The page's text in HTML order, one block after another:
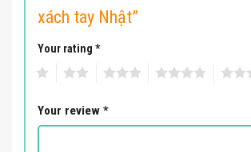
xách tay Nhật”
Your rating *
Your review *